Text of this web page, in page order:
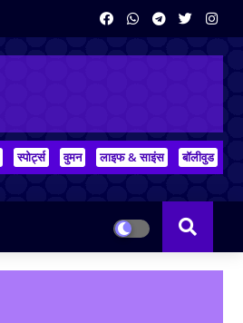
स्पोर्ट्स वुमन लाइफ & साइंस बॉलीवुड